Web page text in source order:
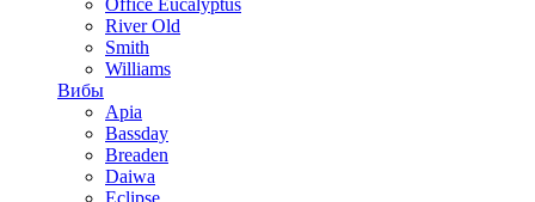
Office Eucalyptus
River Old
Smith
Williams
Вибы
Apia
Bassday
Breaden
Daiwa
Eclipse